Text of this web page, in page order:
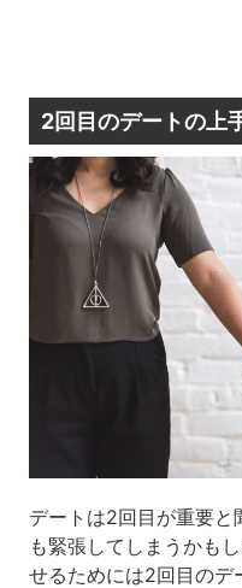
2回目のデートの上
デートは2回目が重要
も緊張してしまうかも
せるためには2回目のデ